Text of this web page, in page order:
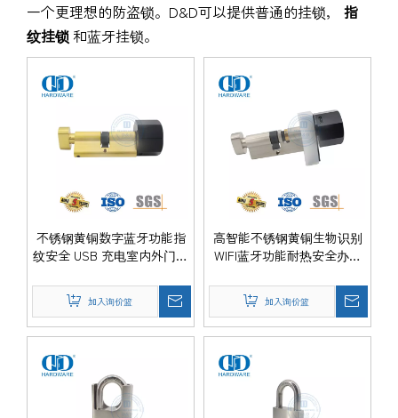
一个更理想的防盗锁。D&D可以提供普通的挂锁， 指
纹挂锁 和蓝牙挂锁。
不锈钢黄铜数字蓝牙功能指
纹安全 USB 充电室内外门挂
加入询价篮
高智能不锈钢黄铜生物识别
WIFI蓝牙功能耐热安全办公
70mm
加入询价篮